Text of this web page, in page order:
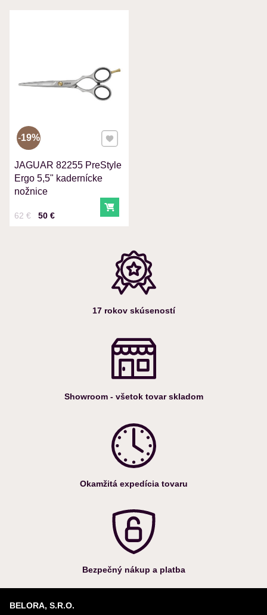
VAŠA OTÁZKA K PRODUKTU
Odoslať
JAGUAR 82255 PreStyle
Ergo 5,5" kadernícke
nožnice
Cena s DPH
50 €
Pred zľavou:
62 € Do košíka
19% Pridať k Obľúbeným
17 rokov skúseností
Showroom - všetok tovar skladom
Okamžitá expedícia tovaru
Bezpečný nákup a platba
BELORA, S.R.O.